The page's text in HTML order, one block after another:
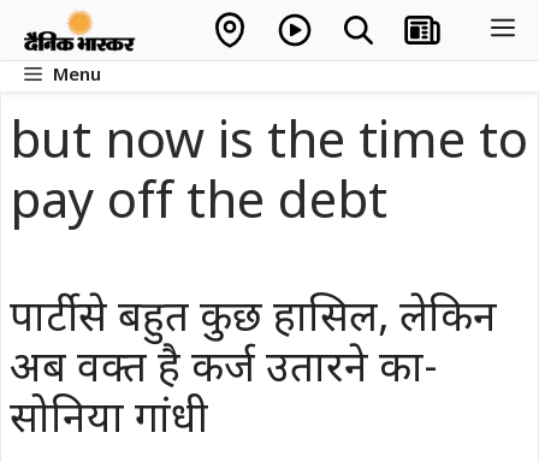
contentMenu
but now is the time to
pay off the debt
पार्टी से बहुत कुछ हासिल, लेकिन
अब वक्त है कर्ज उतारने का-
सोनिया गांधी